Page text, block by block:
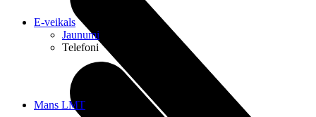
E-veikals
Jaunumi
Telefoni
Mans LMT